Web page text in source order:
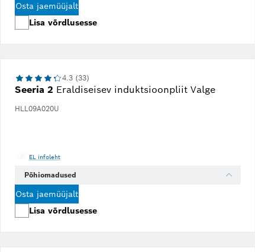
Osta jaemüüjalt
Lisa võrdlusesse
Seeria 2 Eraldiseisev induktsioonpliit Valge
HLL09A020U
4.3 (33)
EL infoleht
Põhiomadused
Osta jaemüüjalt
Lisa võrdlusesse